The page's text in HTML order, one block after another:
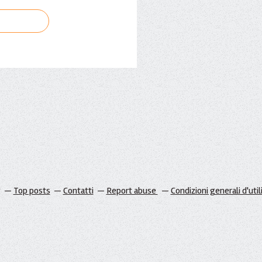
Top posts Contatti Report abuse Condizioni generali